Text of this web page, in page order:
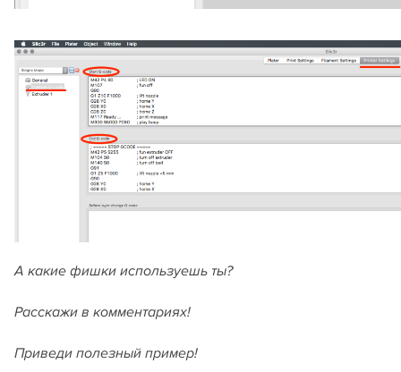
А какие фишки используешь ты?
Расскажи в комментариях!
Приведи полезный пример!